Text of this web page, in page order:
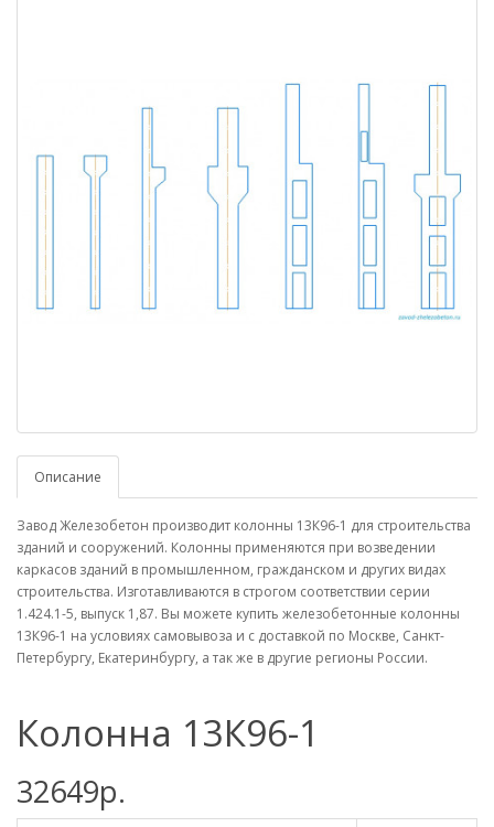
Описание
Завод Железобетон производит колонны 13К96-1 для строительства
зданий и сооружений. Колонны применяются при возведении
каркасов зданий в промышленном, гражданском и других видах
строительства. Изготавливаются в строгом соответствии серии
1.424.1-5, выпуск 1,87. Вы можете купить железобетонные колонны
13К96-1 на условиях самовывоза и с доставкой по Москве, Санкт-
Петербургу, Екатеринбургу, а так же в другие регионы России.
Колонна 13К96-1
32649р.